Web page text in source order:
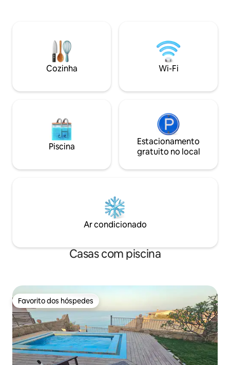
acessível a partir do jardim. O mágico
jardim partilhado dispõe de áreas de
descanso e de refeições, uma rede, uma
cozinha exterior com forno de piza e
Cozinha Wi-Fi
Piscina
Estacionamento
gratuito no local
Ar condicionado
Casas com piscina
Favorito dos hóspedes
Favorito dos hóspedes